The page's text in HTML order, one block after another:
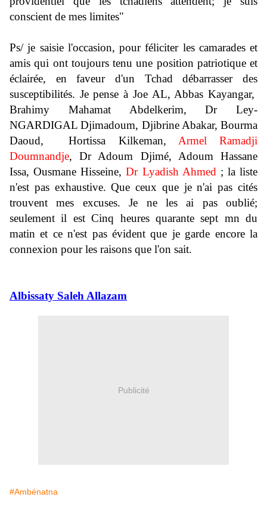
conscient de mes limites"
Ps/ je saisie l'occasion, pour féliciter les camarades et
amis qui ont toujours tenu une position patriotique et
éclairée, en faveur d'un Tchad débarrasser des
susceptibilités. Je pense à Joe AL, Abbas Kayangar,
Brahimy Mahamat Abdelkerim, Dr Ley-
NGARDIGAL Djimadoum, Djibrine Abakar, Bourma
Daoud, Hortissa Kilkeman, Armel Ramadji
Doumnandje, Dr Adoum Djimé, Adoum Hassane
Issa, Ousmane Hisseine,Dr Lyadish Ahmed ; la liste
n'est pas exhaustive. Que ceux que je n'ai pas cités
trouvent mes excuses. Je ne les ai pas oublié;
seulement il est Cinq heures quarante sept mn du
matin et ce n'est pas évident que je garde encore la
connexion pour les raisons que l'on sait.
Albissaty Saleh Allazam
Publicité
#Ambénatna